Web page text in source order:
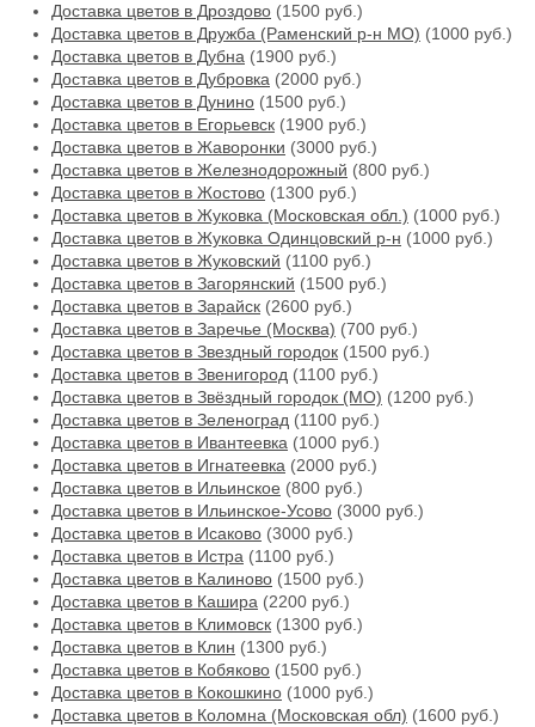
Доставка цветов в Дроздово (1500 руб.)
Доставка цветов в Дружба (Раменский р-н МО) (1000 руб.)
Доставка цветов в Дубна (1900 руб.)
Доставка цветов в Дубровка (2000 руб.)
Доставка цветов в Дунино (1500 руб.)
Доставка цветов в Егорьевск (1900 руб.)
Доставка цветов в Жаворонки (3000 руб.)
Доставка цветов в Железнодорожный (800 руб.)
Доставка цветов в Жостово (1300 руб.)
Доставка цветов в Жуковка (Московская обл.) (1000 руб.)
Доставка цветов в Жуковка Одинцовский р-н (1000 руб.)
Доставка цветов в Жуковский (1100 руб.)
Доставка цветов в Загорянский (1500 руб.)
Доставка цветов в Зарайск (2600 руб.)
Доставка цветов в Заречье (Москва) (700 руб.)
Доставка цветов в Звездный городок (1500 руб.)
Доставка цветов в Звенигород (1100 руб.)
Доставка цветов в Звёздный городок (МО) (1200 руб.)
Доставка цветов в Зеленоград (1100 руб.)
Доставка цветов в Ивантеевка (1000 руб.)
Доставка цветов в Игнатеевка (2000 руб.)
Доставка цветов в Ильинское (800 руб.)
Доставка цветов в Ильинское-Усово (3000 руб.)
Доставка цветов в Исаково (3000 руб.)
Доставка цветов в Истра (1100 руб.)
Доставка цветов в Калиново (1500 руб.)
Доставка цветов в Кашира (2200 руб.)
Доставка цветов в Климовск (1300 руб.)
Доставка цветов в Клин (1300 руб.)
Доставка цветов в Кобяково (1500 руб.)
Доставка цветов в Кокошкино (1000 руб.)
Доставка цветов в Коломна (Московская обл) (1600 руб.)